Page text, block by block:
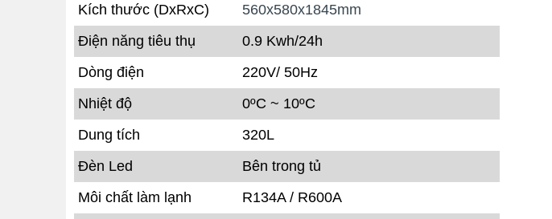
Kích thước (DxRxC)
560x580x1845mm
Điện năng tiêu thụ
0.9 Kwh/24h
Dòng điện
220V/ 50Hz
Nhiệt độ
0ºC ~ 10ºC
Dung tích
320L
Đèn Led
Bên trong tủ
Môi chất làm lạnh
R134A / R600A